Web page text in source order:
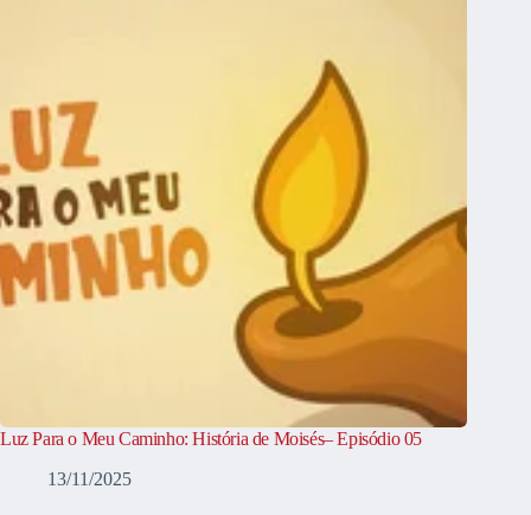
Luz Para o Meu Caminho: História de Moisés– Episódio 05
13/11/2025